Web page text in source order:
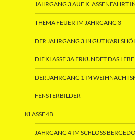
JAHRGANG 3 AUF KLASSENFAHRT
THEMA FEUER IM JAHRGANG 3
DER JAHRGANG 3 IN GUT
DIE KLASSE 3A ERKUNDET DAS
DER JAHRGANG 1 IM
FENSTERBILDER
KLASSE 4B
JAHRGANG 4 IM SCHLOSS